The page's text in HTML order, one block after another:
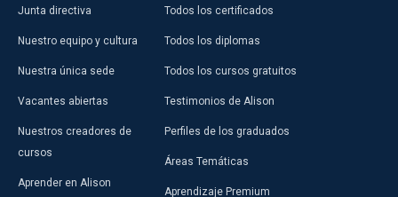
Junta directiva
Nuestro equipo y cultura
Nuestra única sede
Vacantes abiertas
Nuestros creadores de
cursos
Aprender en Alison
Todos los certificados
Todos los diplomas
Todos los cursos gratuitos
Testimonios de Alison
Perfiles de los graduados
Áreas Temáticas
Aprendizaje Premium